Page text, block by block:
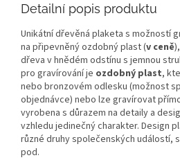
Detailní popis produktu
Unikátní dřevěná plaketa s možností
na připevněný ozdobný plast (v ceně
dřeva v hnědém odstínu s jemnou
pro gravírování je ozdobný plast,
nebo bronzovém odlesku (možnost
objednávce) nebo lze gravírovat
vyrobena s důrazem na detaily a
vzhledu jedinečný charakter. Design
různé druhy společenských událostí,
pod.